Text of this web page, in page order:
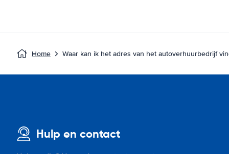
Home Waar kan ik het adres van het autoverhuurbedrijf
Hulp en contact